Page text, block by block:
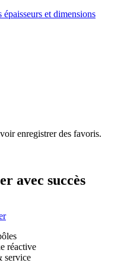
et dimensions
enregistrer des favoris.
avec succès
réactive
service